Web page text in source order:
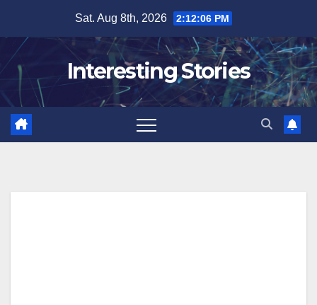
content
Sat. Aug 8th, 2026 2:12:07 PM
Interesting Stories